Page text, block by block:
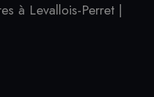
à Levallois-Perret |